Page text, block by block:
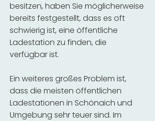
besitzen, haben Sie möglicherweise
bereits festgestellt, dass es oft
schwierig ist, eine öffentliche
Ladestation zu finden, die
verfügbar ist.
Ein weiteres großes Problem ist,
dass die meisten öffentlichen
Ladestationen in Schönaich und
Umgebung sehr teuer sind. Im